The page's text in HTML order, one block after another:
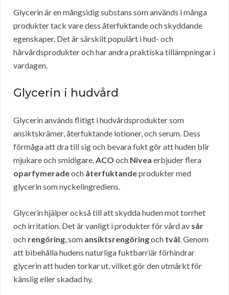
Glycerin är en mångsidig substans som används i många
produkter tack vare dess återfuktande och skyddande
egenskaper. Det är särskilt populärt i hud- och
hårvårdsprodukter och har andra praktiska tillämpningar i
vardagen.
Glycerin i hudvård
Glycerin används flitigt i hudvårdsprodukter som
ansiktskrämer, återfuktande lotioner, och serum. Dess
förmåga att dra till sig och bevara fukt gör att huden blir
mjukare och smidigare.ACO och Nivea erbjuder flera
oparfymeradeoch återfuktandeprodukter med
glycerin som nyckelingrediens.
Glycerin hjälper också till att skydda huden mot torrhet
och irritation. Det är vanligt i produkter för vård av sår
och rengöring, som ansiktsrengöringoch tvål. Genom
att bibehålla hudens naturliga fuktbarriär förhindrar
glycerin att huden torkar ut, vilket gör den utmärkt för
känslig eller skadad hy.